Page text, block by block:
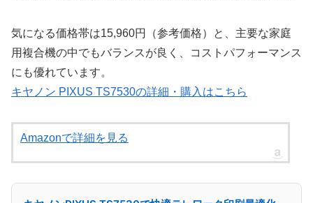
気になる価格帯は15,960円（参考価格）と、主要な家庭
用複合機の中でもバランスが良く、コストパフォーマンス
にも優れています。
キヤノン PIXUS TS7530の詳細・購入はこちら
Amazonで詳細を見る